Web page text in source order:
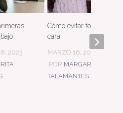
2023
Cómo evitar tocarse la
cara
MARZO 16, 2025
POR MARGARITA
TALAMANTES